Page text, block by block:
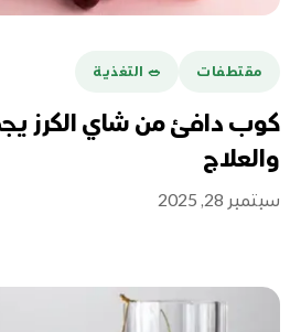
مقتطفات 🥗 التغذية
كوب دافئ من شاي الكرز
والعلاج
سبتمبر 28, 2025